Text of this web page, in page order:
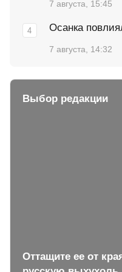
7 августа, 15:45
Осанка
7 августа, 14:32
Выбор редакции
Оттащите ее от